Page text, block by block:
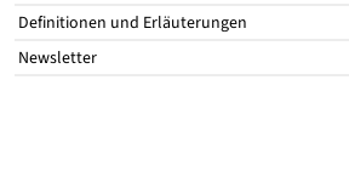
Definitionen und Erläuterungen
Newsletter